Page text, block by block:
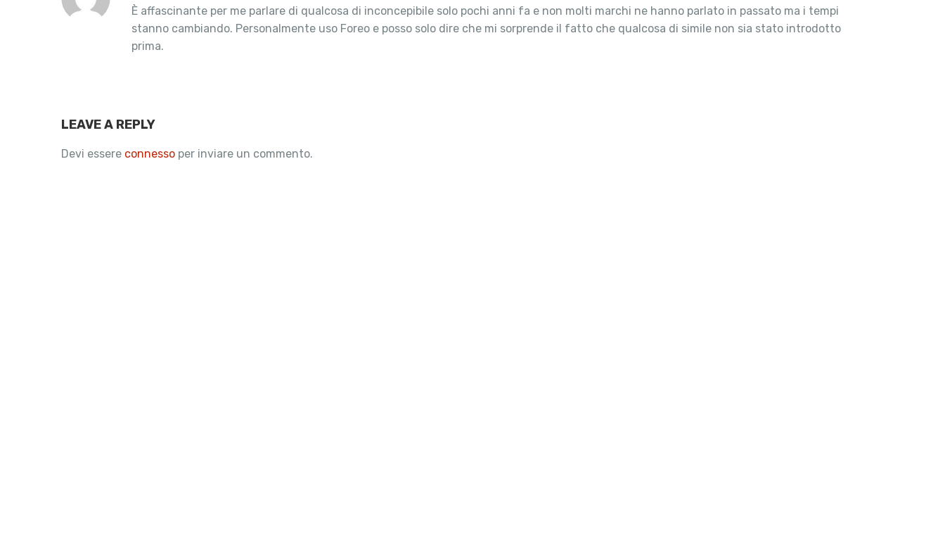
È affascinante per me parlare di qualcosa di inconcepibile solo pochi anni fa e non molti marchi ne hanno parlato in passato ma i tempi
stanno cambiando. Personalmente uso Foreo e posso solo dire che mi sorprende il fatto che qualcosa di simile non sia stato introdotto
prima.
LEAVE A REPLY
Devi essere connesso per inviare un commento.